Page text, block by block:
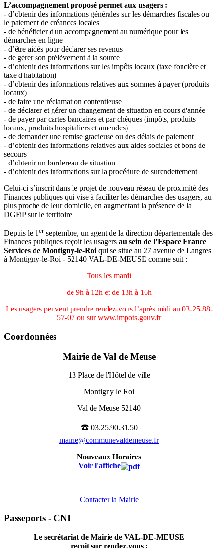
L’accompagnement proposé permet aux usagers :
- d’obtenir des informations générales sur les démarches fiscales ou
le paiement de créances locales
- de bénéficier d'un accompagnement au numérique pour les
démarches en ligne
- d’être aidés pour déclarer ses revenus
- de gérer son prélèvement à la source
- d’obtenir des informations sur les impôts locaux (taxe foncière et
taxe d'habitation)
- d’obtenir des informations relatives aux sommes à payer (produits
locaux)
- de faire une réclamation contentieuse
- de déclarer et gérer un changement de situation en cours d'année
- de payer par cartes bancaires et par chèques (impôts, produits
locaux, produits hospitaliers et amendes)
- de demander une remise gracieuse ou des délais de paiement
- d’obtenir des informations relatives aux aides sociales et bons de
secours
- d’obtenir un bordereau de situation
- d’obtenir des informations sur la procédure de surendettement
Celui-ci s’inscrit dans le projet de nouveau réseau de proximité des
Finances publiques qui vise à faciliter les démarches des usagers, au
plus proche de leur domicile, en augmentant la présence de la
DGFiP sur le territoire.
Depuis le 1 erseptembre, un agent de la direction départementale des
Finances publiques reçoit les usagers au sein de l’Espace France
Services de Montigny-le-Roi qui se situe au 27 avenue de Langres
à Montigny-le-Roi - 52140 VAL-DE-MEUSE comme suit :
Tous les mardi
de 9h à 12h et de 13h à 16h
Les usagers peuvent prendre rendez-vous l’après midi au 03-25-88-
57-07 ou sur www.impots.gouv.fr
Coordonnées
Mairie de Val de Meuse
13 Place de l'Hôtel de ville
Montigny le Roi
Val de Meuse 52140
☎️ 03.25.90.31.50
mairie@communevaldemeuse.fr
Nouveaux Horaires
Voir l'affiche
Contacter la Mairie
Passeports - CNI
Le secrétariat de Mairie de VAL-DE-MEUSE
reçoit sur rendez-vous :